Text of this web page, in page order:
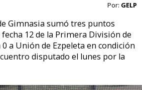
Por: GELP
Gimnasia sumó tres puntos
12 de la Primera División de
a Unión de Ezpeleta en condición
disputado el lunes por la